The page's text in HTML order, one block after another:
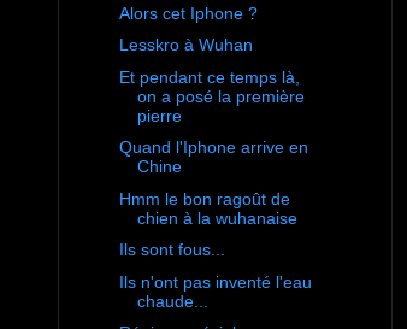
Alors cet Iphone ?
Lesskro à Wuhan
Et pendant ce temps là,
on a posé la première
pierre
Quand l'Iphone arrive en
Chine
Hmm le bon ragoût de
chien à la wuhanaise
Ils sont fous...
Ils n'ont pas inventé l'eau
chaude...